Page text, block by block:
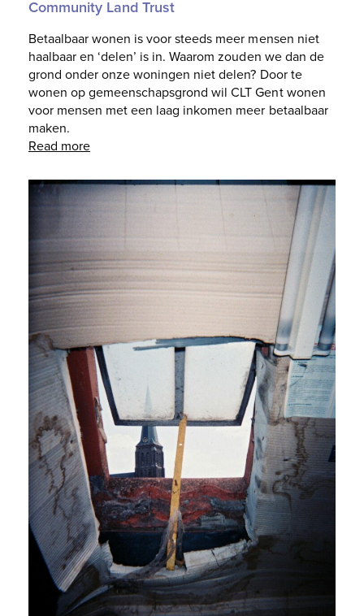
Community Land Trust
Betaalbaar wonen is voor steeds meer mensen niet
haalbaar en ‘delen’ is in. Waarom zouden we dan de
grond onder onze woningen niet delen? Door te
wonen op gemeenschapsgrond wil CLT Gent wonen
voor mensen met een laag inkomen meer betaalbaar
maken.
Read more